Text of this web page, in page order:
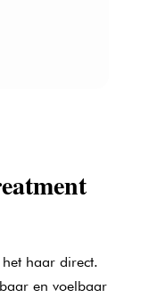
haar direct.
en voelbaar